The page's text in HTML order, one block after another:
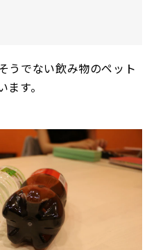
うでない飲み物のペット
す。